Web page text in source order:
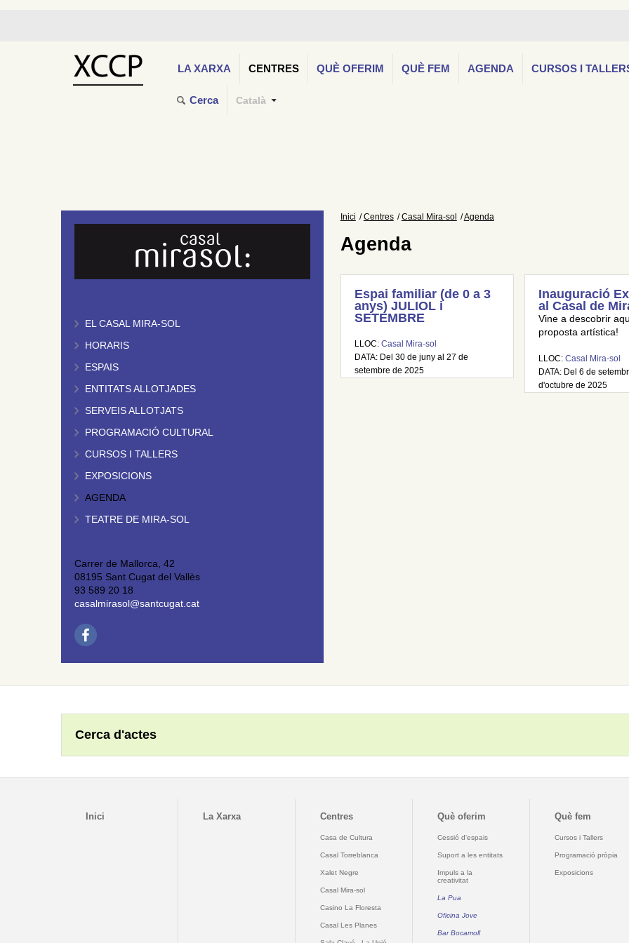
LA XARXA CENTRES QUÈ OFERIM QUÈ FEM AGENDA CURSOS I
Cerca Català
EL CASAL MIRA-SOL
HORARIS
ESPAIS
ENTITATS ALLOTJADES
SERVEIS ALLOTJATS
PROGRAMACIÓ CULTURAL
CURSOS I TALLERS
EXPOSICIONS
AGENDA
TEATRE DE MIRA-SOL
Carrer de Mallorca, 42
08195 Sant Cugat del Vallès
93 589 20 18
casalmirasol@santcugat.cat
Inici Centres Casal Mira-sol Agenda
Agenda
Espai familiar (de 0 a 3
anys) JULIOL i
SETEMBRE
LLOC: Casal Mira-sol
DATA: Del 30 de juny al 27 de
setembre de 2025
Inauguració
al Casal de
Vine a descobrir
proposta artística!
LLOC:Casal Mira-sol
DATA: Del 6 de
d'octubre de 2025
Cerca d'actes
Inici La Xarxa Centres
Casa de Cultura
Casal Torreblanca
Xalet Negre
Casal Mira-sol
Casino La Floresta
Casal Les Planes
Què oferim
Cessió d'espais
Suport a les entitats
Impuls a la
creativitat
La Pua
Oficina Jove
Bar Bocamoll
Què fem
Cursos i Tallers
Programació pròpia
Exposicions